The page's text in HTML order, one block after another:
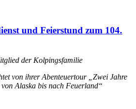
und Feierstund zum 104.
der Kolpingsfamilie
von ihrer Abenteuertour „Zwei Jahre
Alaska bis nach Feuerland“